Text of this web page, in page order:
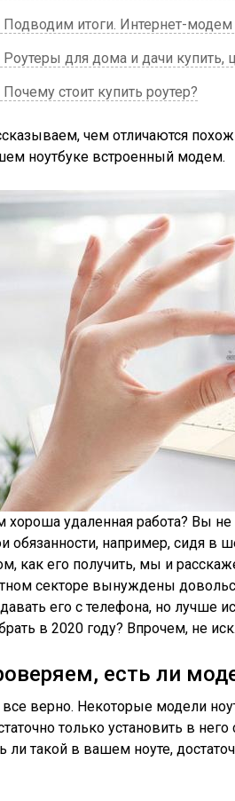
Подводим итоги. Интернет-модем
Роутеры для дома и дачи купить,
Почему стоит купить роутер?
чем отличаются
ноутбуке встроенный модем.
хороша удаленная работа? Вы
обязанности, например, сидя в
как его получить, мы и
секторе вынуждены
его с телефона, но лучше
в 2020 году? Впрочем, не
есть ли
верно. Некоторые модели
только установить в
ли такой в вашем ноуте,